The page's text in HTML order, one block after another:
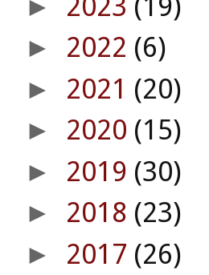
►
► 2022 (6)
► 2021 (20)
► 2020 (15)
► 2019 (30)
► 2018 (23)
► 2017 (26)